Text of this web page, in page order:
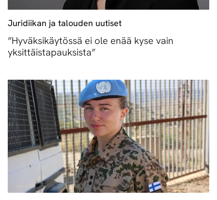
Juridiikan ja talouden uutiset
”Hyväksikäytössä ei ole enää kyse vain
yksittäistapauksista”